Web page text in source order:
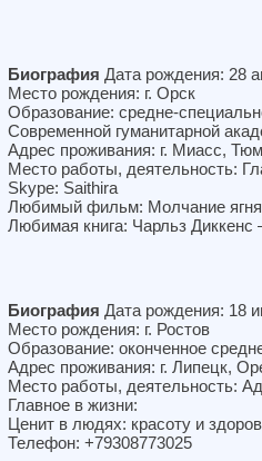
Биография Дата рождения: 28
Место рождения: г. Орск
Образование: средне-
Современной гуманитарной
Адрес проживания: г. Миасс,
Место работы, деятельность:
Skype: Saithira
Любимый фильм: Молчание
Любимая книга: Чарльз
Биография Дата рождения: 18
Место рождения: г. Ростов
Образование: оконченное
Адрес проживания: г. Липецк,
Место работы, деятельность:
Главное в жизни:
Ценит в людях: красоту и
Телефон: +79308773025